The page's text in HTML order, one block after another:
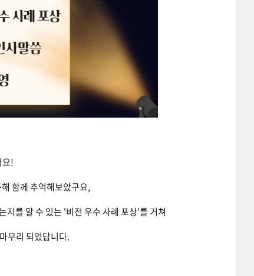
요!
함께 추억해보았구요,
지를 알 수 있는 '비전 우수 사례 포상'를 거쳐
무리 되었답니다.